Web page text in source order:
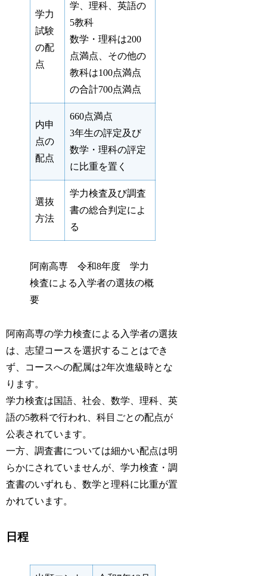
学力
試験
の配
点
学、理科、英語の
5教科
数学・理科は200
点満点、その他の
教科は100点満点
の合計700点満点
内申
点の
配点
660点満点
3年生の評定及び
数学・理科の評定
に比重を置く
選抜
方法
学力検査及び調査
書の総合判定によ
る
阿南高専 令和8年度 学力
検査による入学者の選抜の概
要
阿南高専の学力検査による入学者の選抜
は、志望コースを選択することはでき
ず、コースへの配属は2年次進級時とな
ります。
学力検査は国語、社会、数学、理科、英
語の5教科で行われ、科目ごとの配点が
公表されています。
一方、調査書については細かい配点は明
らかにされていませんが、学力検査・調
査書のいずれも、数学と理科に比重が置
かれています。
日程